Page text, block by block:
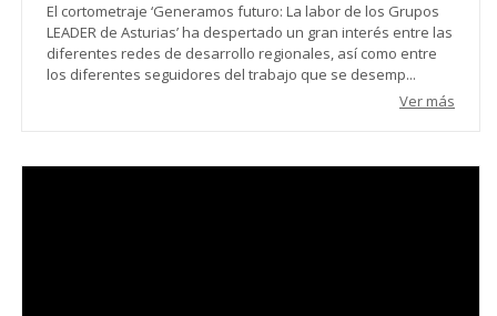
El cortometraje ‘Generamos futuro: La labor de los Grupos
LEADER de Asturias’ ha despertado un gran interés entre las
diferentes redes de desarrollo regionales, así como entre
los diferentes seguidores del trabajo que se desemp...
Ver más